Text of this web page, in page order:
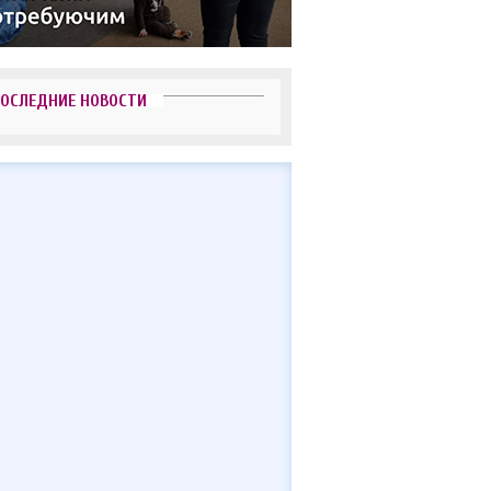
НОВОСТИ